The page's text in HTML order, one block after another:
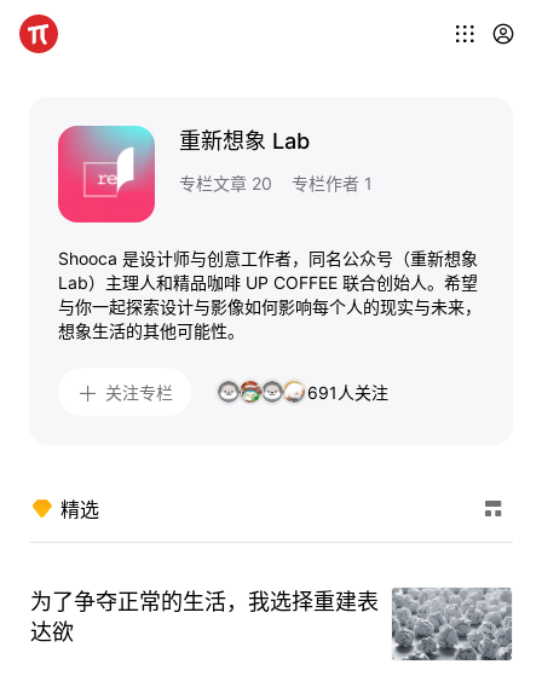
重新想象 Lab
专栏文章 20 专栏作者 1
Shooca 是设计师与创意工作者，同名公众号（重新想象
Lab）主理人和精品咖啡 UP COFFEE 联合创始人。希望
与你一起探索设计与影像如何影响每个人的现实与未来，
想象生活的其他可能性。
关注专栏 691人关注
精选
为了争夺正常的生活，我选择重建表
达欲